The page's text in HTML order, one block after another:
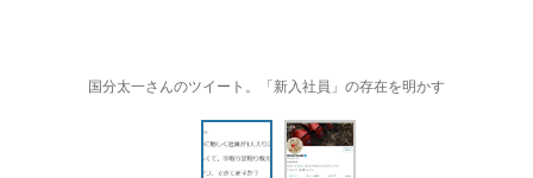
国分太一さんのツイート。「新入社員」の存在を明かす